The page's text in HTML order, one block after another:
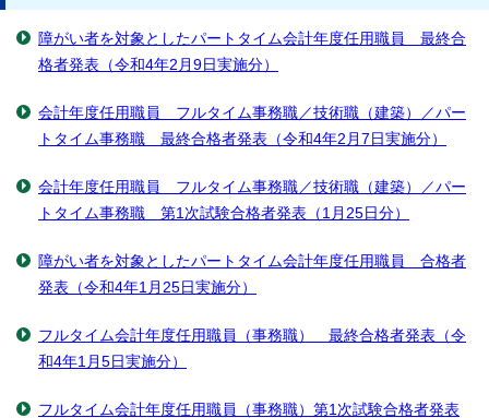
障がい者を対象としたパートタイム会計年度任用職員 最終合
格者発表（令和4年2月9日実施分）
会計年度任用職員 フルタイム事務職／技術職（建築）／パー
トタイム事務職 最終合格者発表（令和4年2月7日実施分）
会計年度任用職員 フルタイム事務職／技術職（建築）／パー
トタイム事務職 第1次試験合格者発表（1月25日分）
障がい者を対象としたパートタイム会計年度任用職員 合格者
発表（令和4年1月25日実施分）
フルタイム会計年度任用職員（事務職） 最終合格者発表（令
和4年1月5日実施分）
フルタイム会計年度任用職員（事務職）第1次試験合格者発表